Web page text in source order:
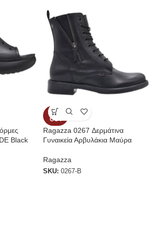
Black
SOLD
OUT
Ragazza 0267 Δερμάτινα
Γυναικεία Αρβυλάκια Μαύρα
Ragazza
SKU: 0267-B